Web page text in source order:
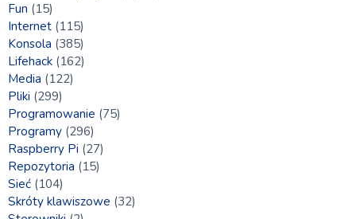
Fun (15)
Internet (115)
Konsola (385)
Lifehack (162)
Media (122)
Pliki (299)
Programowanie (75)
Programy (296)
Raspberry Pi (27)
Repozytoria (15)
Sieć (104)
Skróty klawiszowe (32)